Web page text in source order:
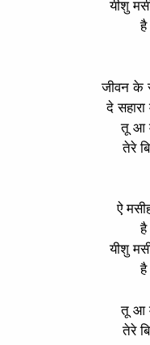
यीशु
है
जीवन के
दे
तू आ
तेरे
ऐ
है
यीशु
है
तू आ
तेरे